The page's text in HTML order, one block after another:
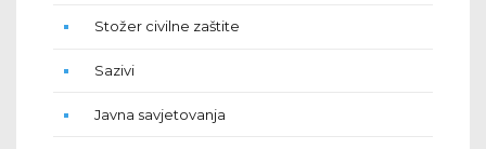
Stožer civilne zaštite
Sazivi
Javna savjetovanja